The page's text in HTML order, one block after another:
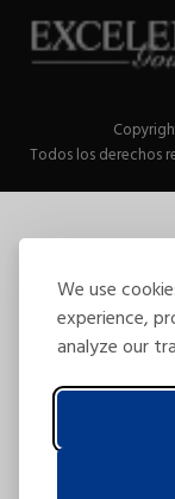
We use
experience,
analyze our
Todos los derechos